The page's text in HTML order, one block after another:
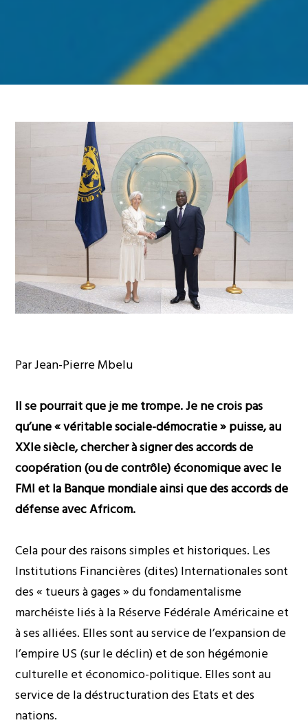
Par Jean-Pierre Mbelu
Il se pourrait que je me trompe. Je ne crois pas
qu’une « véritable sociale-démocratie » puisse, au
XXIe siècle, chercher à signer des accords de
coopération (ou de contrôle) économique avec le
FMI et la Banque mondiale ainsi que des accords de
défense avec Africom.
Cela pour des raisons simples et historiques. Les
Institutions Financières (dites) Internationales sont
des « tueurs à gages » du fondamentalisme
marchéiste liés à la Réserve Fédérale Américaine et
à ses alliées. Elles sont au service de l’expansion de
l’empire US (sur le déclin) et de son hégémonie
culturelle et économico-politique. Elles sont au
service de la déstructuration des Etats et des
nations.